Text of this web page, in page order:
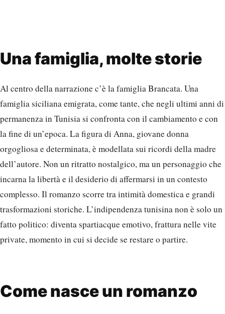
Una famiglia, molte storie
Al centro della narrazione c’è la famiglia Brancata. Una
famiglia siciliana emigrata, come tante, che negli ultimi anni di
permanenza in Tunisia si confronta con il cambiamento e con
la fine di un’epoca. La figura di Anna, giovane donna
orgogliosa e determinata, è modellata sui ricordi della madre
dell’autore. Non un ritratto nostalgico, ma un personaggio che
incarna la libertà e il desiderio di affermarsi in un contesto
complesso. Il romanzo scorre tra intimità domestica e grandi
trasformazioni storiche. L’indipendenza tunisina non è solo un
fatto politico: diventa spartiacque emotivo, frattura nelle vite
private, momento in cui si decide se restare o partire.
Come nasce un romanzo